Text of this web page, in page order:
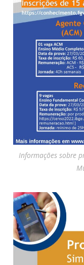
Informações sobre